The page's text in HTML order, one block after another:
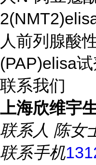
人前列腺酸
(PAP)elisa
联系我们
上海欣维宇
联系人 陈女
联系手机